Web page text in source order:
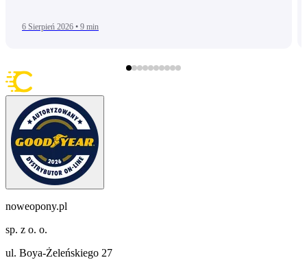
6 Sierpień 2026 • 9 min
noweopony.pl
sp. z o. o.
ul. Boya-Żeleńskiego 27